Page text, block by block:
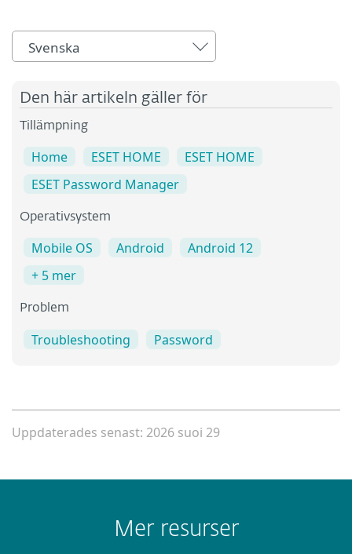
Svenska
Den här artikeln gäller för
Tillämpning
Home ESET HOME
ESET HOME
ESET Password Manager
Operativsystem
Mobile OS Android
Android 12
+ 5 mer
Problem
Troubleshooting Password
Uppdaterades senast: 2026 suoi 29
Mer resurser